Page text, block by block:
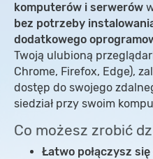
komputerów i serwerów
bez potrzeby
dodatkowego
Twoją ulubioną
Chrome, Firefox, Edge),
dostęp do swojego
siedział przy swoim
Co możesz zrobić
Łatwo połączysz